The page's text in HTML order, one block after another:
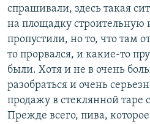
спрашивали, здесь такая
на площадку
пропустили, но то, что там
то прорвался, и какие-то
были. Хотя и не в очень
разобраться и очень
продажу в стеклянной таре
Прежде всего, пива,